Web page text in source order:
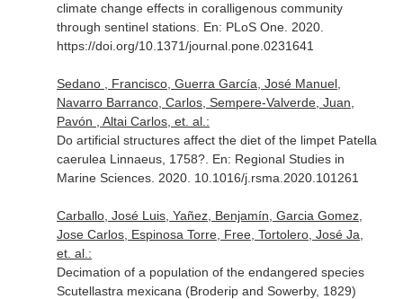
climate change effects in coralligenous community
through sentinel stations. En: PLoS One. 2020.
https://doi.org/10.1371/journal.pone.0231641
Sedano , Francisco, Guerra García, José Manuel,
Navarro Barranco, Carlos, Sempere-Valverde, Juan,
Pavón , Altai Carlos, et. al.:
Do artificial structures affect the diet of the limpet Patella
caerulea Linnaeus, 1758?. En: Regional Studies in
Marine Sciences. 2020. 10.1016/j.rsma.2020.101261
Carballo, José Luis, Yañez, Benjamín, Garcia Gomez,
Jose Carlos, Espinosa Torre, Free, Tortolero, José Ja,
et. al.:
Decimation of a population of the endangered species
Scutellastra mexicana (Broderip and Sowerby, 1829)